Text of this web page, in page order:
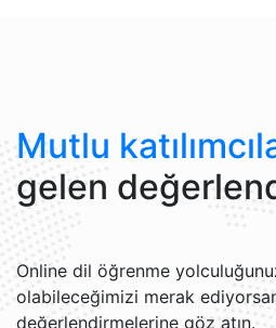
Mutlu
gelen
Online dil öğrenme
olabileceğimizi merak
değerlendirmelerine göz atın.